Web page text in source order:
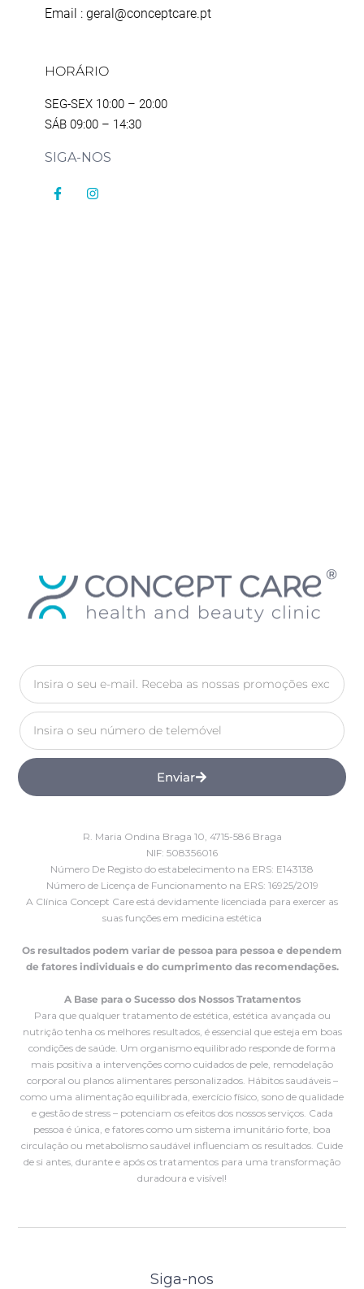
Email : geral@conceptcare.pt
HORÁRIO
SEG-SEX 10:00 – 20:00
SÁB 09:00 – 14:30
SIGA-NOS
Enviar
R. Maria Ondina Braga 10, 4715-586 Braga
NIF: 508356016
Número De Registo do estabelecimento na ERS: E143138
Número de Licença de Funcionamento na ERS: 16925/2019
A Clínica Concept Care está devidamente licenciada para exercer as
suas funções em medicina estética
Os resultados podem variar de pessoa para pessoa e dependem
de fatores individuais e do cumprimento das recomendações.
A Base para o Sucesso dos Nossos Tratamentos
Para que qualquer tratamento de estética, estética avançada ou
nutrição tenha os melhores resultados, é essencial que esteja em boas
condições de saúde. Um organismo equilibrado responde de forma
mais positiva a intervenções como cuidados de pele, remodelação
corporal ou planos alimentares personalizados. Hábitos saudáveis –
como uma alimentação equilibrada, exercício físico, sono de qualidade
e gestão de stress – potenciam os efeitos dos nossos serviços. Cada
pessoa é única, e fatores como um sistema imunitário forte, boa
circulação ou metabolismo saudável influenciam os resultados. Cuide
de si antes, durante e após os tratamentos para uma transformação
duradoura e visível!
Siga-nos